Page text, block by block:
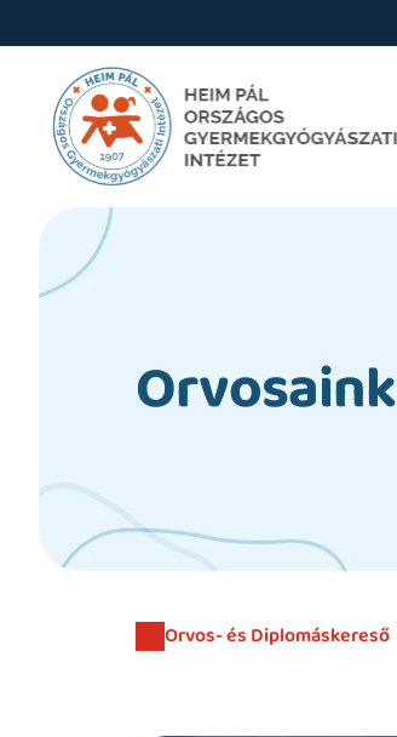
Orvosaink
Orvos- és Diplomáskereső